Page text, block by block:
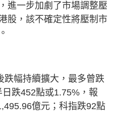
進一步加劇了市場調整壓
股，該不確定性將壓制市
跌幅持續擴大，最多曾跌
跌452點或1.75%，報
億元；科指跌92點